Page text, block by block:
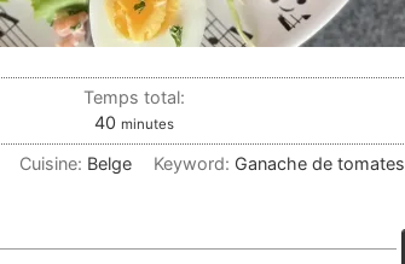
Temps total:
40 minutes
minutes
Cuisine: Belge Keyword: Ganache de tomates